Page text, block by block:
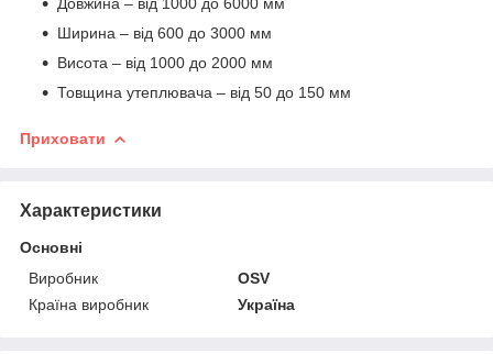
Ширина – від 600 до 3000 мм
Висота – від 1000 до 2000 мм
Товщина утеплювача – від 50 до 150 мм
Приховати
Характеристики
Основні
Виробник
OSV
Країна виробник
Україна